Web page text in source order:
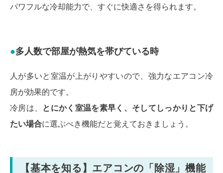
パワフルな冷却能力で、すぐに快適さを得られます。
多人数で部屋が熱気を帯びている時
人が多いと室温が上がりやすいので、強力なエアコン冷
房が効果的です。
冷房は、 とにかく室温を素早く、そしてしっかりと下げ
たい場合に選ぶべき機能だと覚えておきましょう。
【基本を知る】エアコンの「除湿」機能